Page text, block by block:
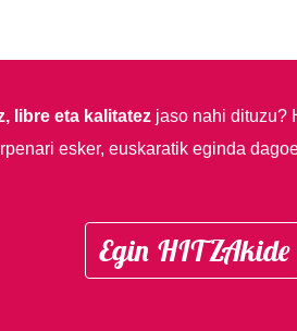
libre eta kalitatezjaso nahi dituzu?
esker, euskaratik eginda
Egin HITZAkide